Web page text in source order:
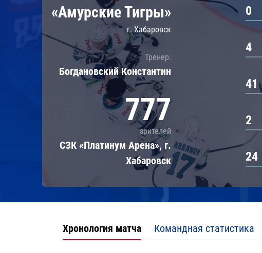
Шанхайские Драконы
«Амурские Тигры»
г. Хабаровск
Тренер:
Богдановский Константин
777
зрителей
СЗК «Платинум Арена», г.
Хабаровск
0
4
41
2
24
Хронология матча Командная статистика